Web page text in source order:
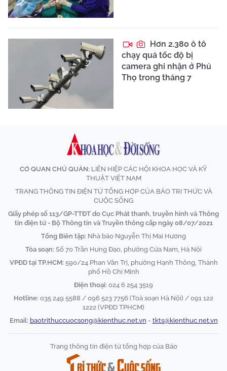
Hơn 2.380 ô tô
chạy quá tốc độ bị
camera ghi nhận ở Phú
Thọ trong tháng 7
CƠ QUAN CHỦ QUẢN: LIÊN HIỆP CÁC HỘI KHOA HỌC VÀ KỸ
THUẬT VIỆT NAM
TRANG THÔNG TIN ĐIỆN TỬ TỔNG HỢP CỦA BÁO TRI THỨC VÀ
CUỘC SỐNG
Giấy phép số 113/GP-TTĐT do Cục Phát thanh, truyền hình và Thông
tin điện tử - Bộ Thông tin và Truyền thông cấp ngày 08/07/2021
Tổng Biên tập: Nhà báo Nguyễn Thị Mai Hương
Tòa soạn: Số 70 Trần Hưng Đạo, phường Cửa Nam, Hà Nội
VPĐD tại TP.HCM: 590/24 Phan Văn Trị, phường Hạnh Thông, Thành
phố Hồ Chí Minh
Điện thoại: 024 6 254 3519
Hotline: 035 249 5588 / 096 523 7756 (Toà soạn Hà Nội) / 091 122
1222 (VPĐD TPHCM)
Email: baotrithuccuocsong@kienthuc.net.vn - tkts@kienthuc.net.vn
Trang thông tin điện tử tổng hợp của Báo